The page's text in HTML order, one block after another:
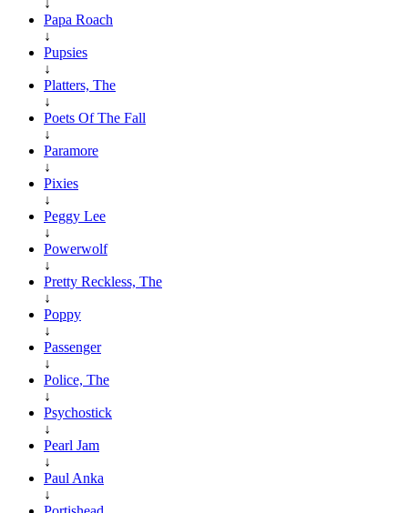
Papa Roach
↓
Pupsies
↓
Platters, The
↓
Poets Of The Fall
↓
Paramore
↓
Pixies
↓
Peggy Lee
↓
Powerwolf
↓
Pretty Reckless, The
↓
Poppy
↓
Passenger
↓
Police, The
↓
Psychostick
↓
Pearl Jam
↓
Paul Anka
↓